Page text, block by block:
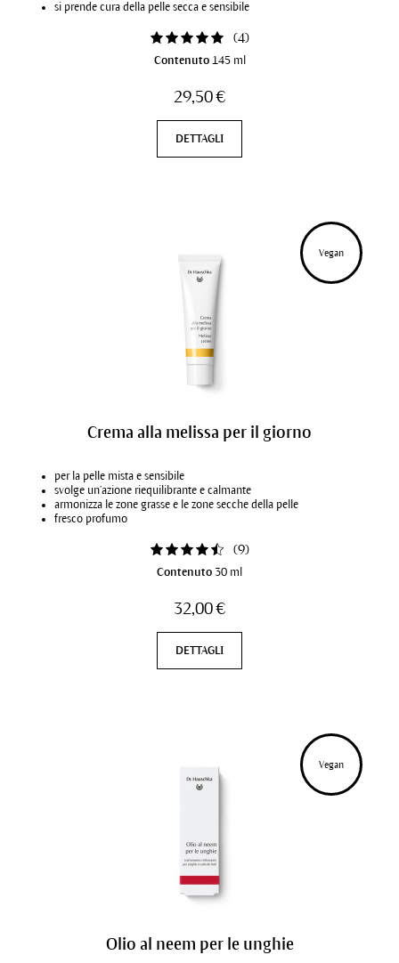
si prende cura della pelle secca e sensibile
(4)
Contenuto 145 ml
29,50 €
DETTAGLI
Vegan
Crema alla melissa per il giorno
per la pelle mista e sensibile
svolge un’azione riequilibrante e calmante
armonizza le zone grasse e le zone secche della pelle
fresco profumo
(9)
Contenuto 30 ml
32,00 €
DETTAGLI
Vegan
Olio al neem per le unghie